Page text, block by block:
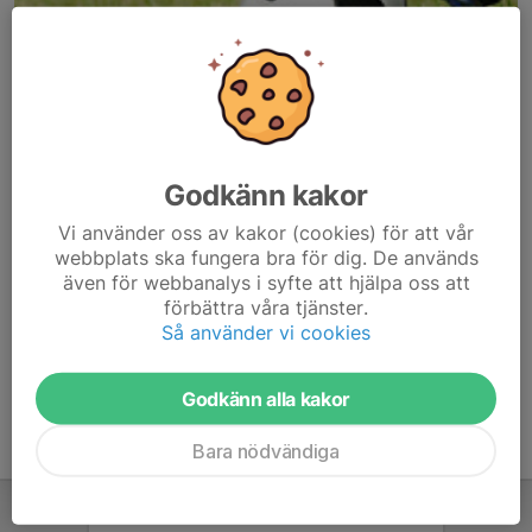
Här hamnar automatiskt de senaste nyheterna på hemsidan. För
att kunna börja administrera hemsidan loggar du in högst upp till
höger.
Godkänn kakor
Vi använder oss av kakor (cookies) för att vår
webbplats ska fungera bra för dig. De används
även för webbanalys i syfte att hjälpa oss att
förbättra våra tjänster.
Så använder vi cookies
Godkänn alla kakor
Bara nödvändiga